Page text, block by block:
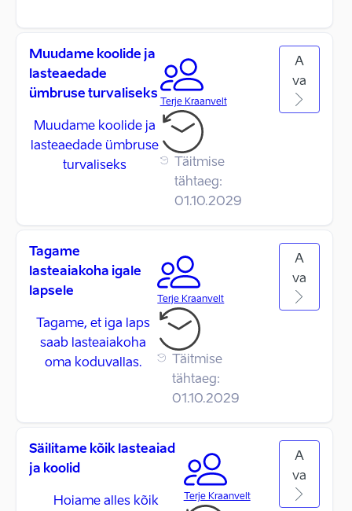
Muudame koolide ja
lasteaedade
ümbruse turvaliseks
Muudame koolide ja
lasteaedade ümbruse
turvaliseks
Terje Kraanvelt
Täitmise
tähtaeg:
01.10.2029
A
va
Tagame
lasteaiakoha igale
lapsele
Tagame, et iga laps
saab lasteaiakoha
oma koduvallas.
Terje Kraanvelt
Täitmise
tähtaeg:
01.10.2029
A
va
Säilitame kõik lasteaiad
ja koolid
Hoiame alles kõik
Terje Kraanvelt
A
va